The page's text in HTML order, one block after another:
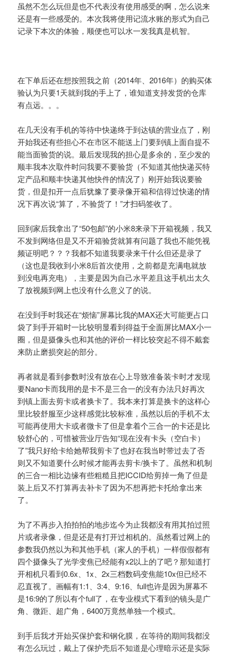
虽然不怎么玩但是也不代表没有使用感受的啊，怎么说来
还是有一些感受的。本次我将使用记流水账的形式为自己
记录下本次的体验，顺便也可以水一发我真是机智。
在下单后还在想按照我之前（2014年、2016年）的购买体
验认为只要1天就到我的手上了，谁知道支持发货的仓库
有点远。。。
在几天没有手机的等待中快递终于到达镇的营业点了，刚
开始我还有些担心不在市区不能送上门要到镇上面自提不
能当面验货的说。最后发现我的担心是多余的，至少发的
顺丰我本次取件时问我要不要验货（不知道其他快递买特
定产品和顺丰快递其他快件的情况了）刚开始我说要验
货，但是扣开一点后犹豫了要录像开箱和信得过快递的情
况下再次说“算了，不验货了！”才扫码签收了。
回到家后我拿出了“50包邮”的小米8来录下开箱视频，我又
不发到网络但是又不开箱验货就算有问题了我也不能凭视
频证明吧？？？我都不知道我要录来干什么但还是录了
（这也是我收到小米8后首次使用，之前都是充满电就放
到没电再充电），主要是因为自己水平差且这手机出太久
了放视频到网上也没有什么意义了的说。
在没到手时我还在“烦恼”屏幕比我的MAX还大可能更占口
袋了到手开箱时一比较明显看到得益于全面屏比MAX小一
圈，但是摄像头也和其他的评价一样比较突起不得不戴套
来防止磨损突起的部分。
再者就是看到参数时没有放在心上导致准备装卡时才发现
要Nano卡而我用的是卡不是三合一的没有办法只好再次
到镇上面去剪卡或者换卡了。我本来打算是换卡的这样心
里比较舒服至少这样感觉比较标准，虽然以后的手机不太
可能再使用大卡或者微卡了但是拿着个三合一的卡还是比
较舒心的，可惜被营业厅告知“现在没有卡头（空白卡）
了”我只好给卡给她帮我剪卡了也好在我当时带过去了否
则又不知道要什么时候才能再去剪卡/换卡了。虽然和机制
的三合一相比边缘有些粗糙且把ICCID给剪掉一角了但是
装上后又不打算再去补卡了因为不想再把卡托给拿出来
了。
为了不再步入拍拍拍的地步迄今为止我都没有用其拍过照
片或者录像，但是还是有打开过相机的。虽然看过网上的
参数我仍然以为和其他手机（家人的手机）一样假假都有
四个摄像头了光学变焦已经能有x2以上的了吧？那知道打
开相机只看到0.6x、1x、2x三档数码变焦能10x但已经不
忍直视了。画幅有1:1、3:4、9:16、full也许是因为屏幕不
是16:9的了所以有个full了，在专业模式下看到的镜头是广
角、微距、超广角，6400万竟然单独一个模式。
到手后我才开始买保护套和钢化膜，在等待的期间我都没
有怎么玩过，戴上了保护壳后不知道是心理暗示还是实际